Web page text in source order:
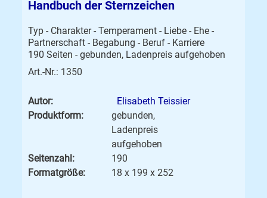
Handbuch der Sternzeichen
Typ - Charakter - Temperament - Liebe - Ehe -
Partnerschaft - Begabung - Beruf - Karriere
190 Seiten - gebunden, Ladenpreis aufgehoben
Art.-Nr.: 1350
Autor:
Elisabeth Teissier
Produktform:
gebunden,
Ladenpreis
aufgehoben
Seitenzahl:
190
Formatgröße:
18 x 199 x 252